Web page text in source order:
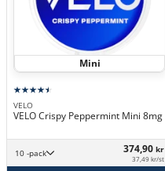
Mini
VELO
VELO Crispy Peppermint Mini 8mg
10 -pack 374,90 kr
37,49 kr/st